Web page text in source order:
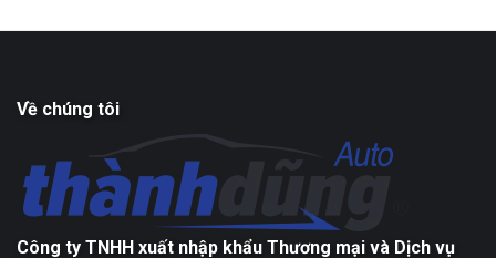
Về chúng tôi
Công ty TNHH xuất nhập khẩu Thương mại và Dịch vụ